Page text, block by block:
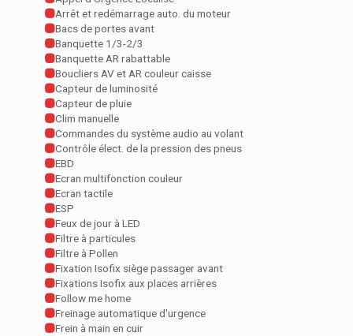
Arrêt et redémarrage auto. du moteur
Bacs de portes avant
Banquette 1/3-2/3
Banquette AR rabattable
Boucliers AV et AR couleur caisse
Capteur de luminosité
Capteur de pluie
Clim manuelle
Commandes du système audio au volant
Contrôle élect. de la pression des pneus
EBD
Ecran multifonction couleur
Ecran tactile
ESP
Feux de jour à LED
Filtre à particules
Filtre à Pollen
Fixation Isofix siège passager avant
Fixations Isofix aux places arrières
Follow me home
Freinage automatique d'urgence
Frein à main en cuir